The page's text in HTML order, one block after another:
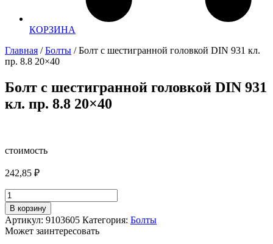
КОРЗИНА
Главная /Болты / Болт с шестигранной головкой DIN 931 кл.
пр. 8.8 20×40
Болт с шестигранной головкой DIN 931
кл. пр. 8.8 20×40
стоимость
242,85 ₽
Количество
товара
Болт
с
шестигранной
В корзину
Артикул: 9103605 Категория: Болты
Может заинтересовать